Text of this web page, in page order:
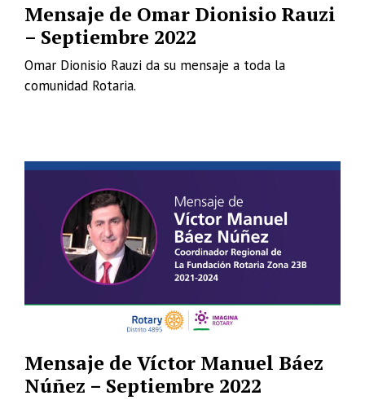
Mensaje de Omar Dionisio Rauzi
– Septiembre 2022
Omar Dionisio Rauzi da su mensaje a toda la
comunidad Rotaria.
Mensaje de Víctor Manuel Báez
Núñez – Septiembre 2022